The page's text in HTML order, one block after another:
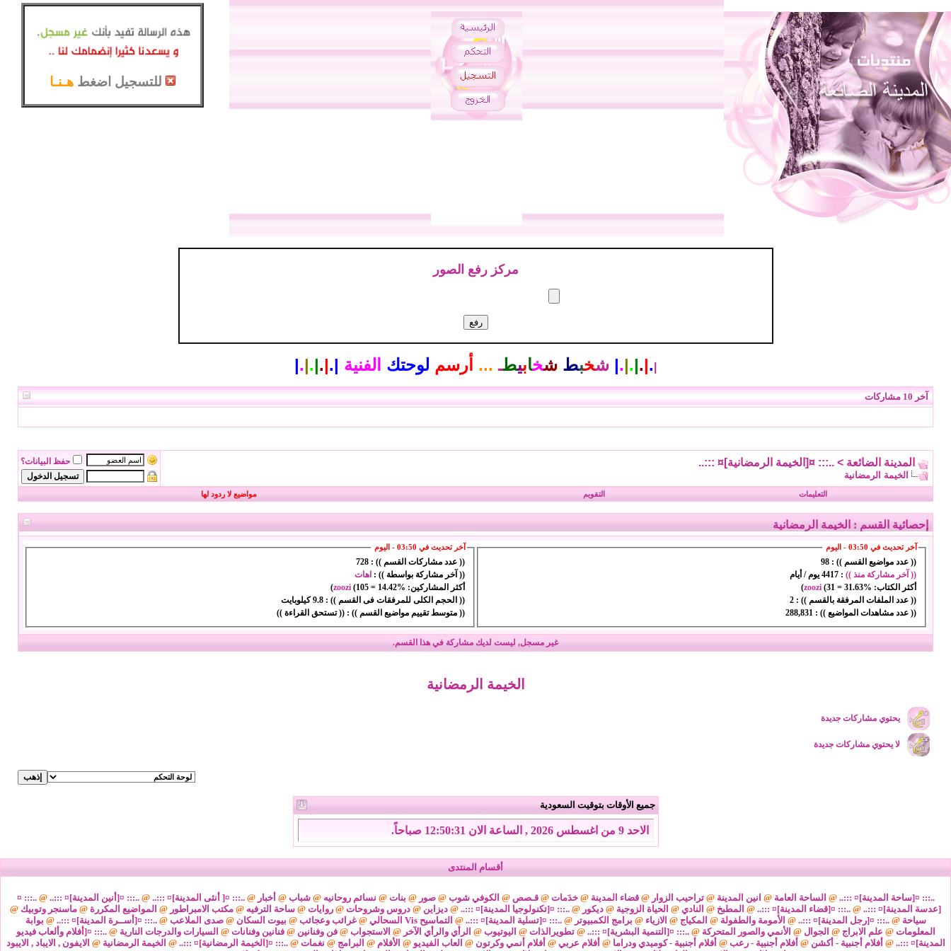
للتسجيل اضغط هـنـا
مركز رفع الصور
.
|
.
|
.
|
.
| شخبط شخابيطـ ... أرسم لوحتك الفنية |
.
|
.
|
.
|
.
|
آخر 10 مشاركات
المدينة الضائعة > ..::: ¤[الخيمة الرمضانية]¤ :::..
الخيمة الرمضانية
حفظ البيانات؟
التعليمات التقويم مواضيع لا ردود لها
إحصائية القسم : الخيمة الرمضانية
آخر تحديث في 03:50 - اليوم
(( عدد مواضيع القسم )) : 98
(( آخر مشاركة منذ )) : 4417 يوم / أيام
أكثر الكتاب:
zoozi (31 = 31.63%
)
(( عدد الملفات المرفقة بالقسم )) : 2
(( عدد مشاهدات المواضيع )) : 288,831
آخر تحديث في 03:50 - اليوم
(( عدد مشاركات القسم )) : 728
(( آخر مشاركة بواسطة )) : اهات
أكثر المشاركين:
zoozi (105 = 14.42%
)
(( الحجم الكلى للمرفقات فى القسم )) : 9.8 كيلوبايت
(( متوسط تقييم مواضيع القسم )) : (( تستحق القراءة ))
غير مسجل, ليست لديك مشاركة في هذا القسم.
الخيمة الرمضانية
يحتوي مشاركات جديدة
لا يحتوي مشاركات جديدة
جميع الأوقات بتوقيت السعودية
الاحد 9 من اغسطس 2026 , الساعة الان 12:50:31 صباحاً.
أقسام المنتدى
..::: ¤[ساحة المدينة]¤ :::.. @ الساحة العامة @ انين المدينة @تراحيب الزوار @قضاء المدينة @خدَمات @قـصص @ الكوفي شوب @صور @ بنات @ نسائم روحانيه @شباب @ أخبار @..::: ¤[ أنثى المدينة]¤ :::.. @..::: ¤[أنين المدينة]¤ :::.. @
..::: ¤
[عدسة المدينة]¤ :::.. @ ..::: ¤[قضاء المدينة]¤ :::.. @ المطبخ @ النادي @ الحياة الزوجية @ ديكور @ ..::: ¤[تكنولوجيا المدينة]¤ :::.. @ ديزاين @ دروس وشروحات @ روايات @ ساحة الترفيه @ مكتب الامبراطور @ المواضيع المكررة @ ماسنجر وتوبيك @
سياحة @..::: ¤[رجل المدينة]¤ :::.. @ الأمومة والطفولة @ المكياج @ الازياء @ برامج الكمبيوتر @..::: ¤[تسلية المدينة]¤ :::.. @ التماسيح Vis السحالي @غرائب وعجائب @ بيوت السكان @صدى الملاعب @..::: ¤[أســرة المدينة]¤ :::.. @ بوابة
المعلومات @ علم الابراج @ الجوال @ الأنمي والصور المتحركة @..::: ¤[التنمية البشرية]¤ :::.. @تطويرالذات @ اليوتيوب @ الرأي والرأي الآخر @ الاستجواب @فن وفنانين @فنانين وفنانات @ السيارات والدرجات النارية @..::: ¤[أفلام وألعاب فيديو
المدينة]¤ :::.. @ أفلام أجنبية - أكشن @ أفلام أجنبية - رعب @ أفلام أجنبية - كوميدي ودراما @ أفلام عربي @ أفلام أنمي وكرتون @ العاب الفيديو @ الأفلام @ البرامج @ نغمات @..::: ¤[الخيمة الرمضانية]¤ :::.. @ الخيمة الرمضانية @ الايفون , الايباد , الايبود